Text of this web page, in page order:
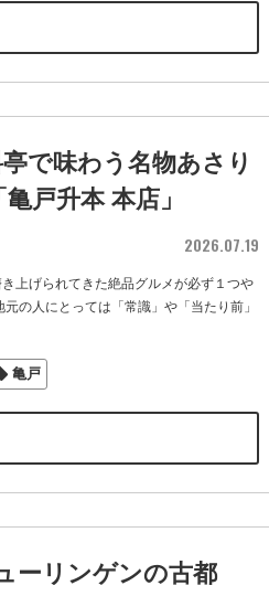
で味わう名物あさり
戸升本 本店」
2026.07.19
上げられてきた絶品グルメが必ず１つや
の人にとっては「常識」や「当たり前」
亀戸
ーリンゲンの古都